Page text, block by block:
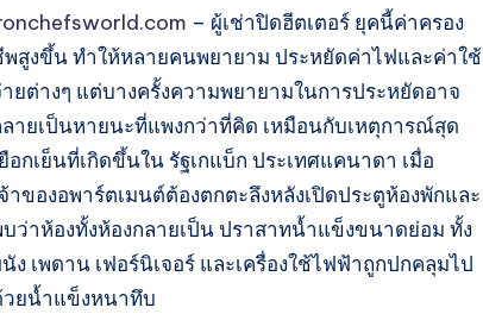
– ผู้เช่าปิดฮีตเตอร์ ยุคนี้ค่าครอง
สูงขึ้น ทำให้หลายคนพยายาม ประหยัดค่าไฟและค่าใช้
ยต่างๆ แต่บางครั้งความพยายามในการประหยัดอาจ
ายเป็นหายนะที่แพงกว่าที่คิด เหมือนกับเหตุการณ์สุด
อกเย็นที่เกิดขึ้นใน รัฐเกแบ็ก ประเทศแคนาดา เมื่อ
าของอพาร์ตเมนต์ต้องตกตะลึงหลังเปิดประตูห้องพักและ
ว่าห้องทั้งห้องกลายเป็น ปราสาทน้ำแข็งขนาดย่อม ทั้ง
ง เพดาน เฟอร์นิเจอร์ และเครื่องใช้ไฟฟ้าถูกปกคลุมไป
ยน้ำแข็งหนาทึบ